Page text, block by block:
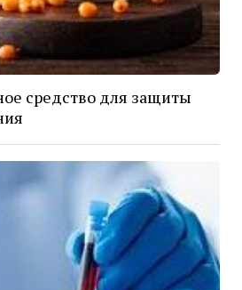
средство для защиты